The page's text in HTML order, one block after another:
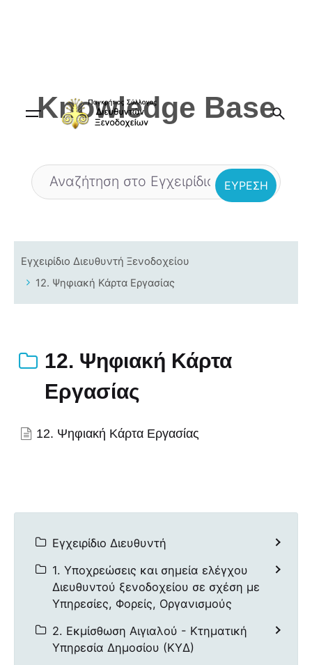
Knowledge Base
Εγχειρίδιο Διευθυντή Ξενοδοχείου
12. Ψηφιακή Κάρτα Εργασίας
12. Ψηφιακή Κάρτα
Εργασίας
12. Ψηφιακή Κάρτα Εργασίας
Εγχειρίδιο Διευθυντή
1. Υποχρεώσεις και σημεία ελέγχου
Διευθυντού ξενοδοχείου σε σχέση με
Υπηρεσίες, Φορείς, Οργανισμούς
2. Εκμίσθωση Αιγιαλού - Κτηματική
Υπηρεσία Δημοσίου (ΚΥΔ)